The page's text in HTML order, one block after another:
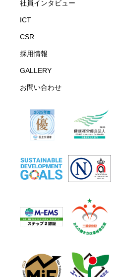
社員インタビュー
ICT
CSR
採用情報
GALLERY
お問い合わせ